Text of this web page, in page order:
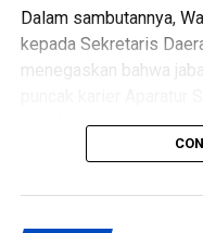
Dalam sambutannya,
kepada Sekretaris
menegaskan bahwa
sekaligus memiliki
mengoordinasikan
Dijelaskan Wali Kota,